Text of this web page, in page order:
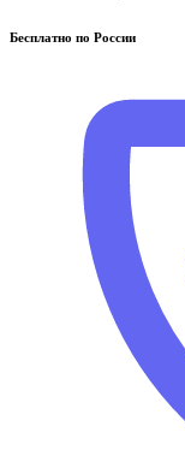
Бесплатно по России